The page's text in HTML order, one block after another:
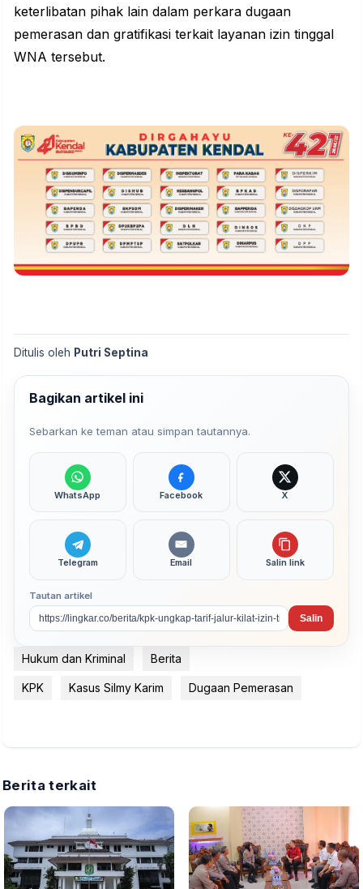
keterlibatan pihak lain dalam perkara dugaan
pemerasan dan gratifikasi terkait layanan izin tinggal
WNA tersebut.
Ditulis oleh Putri Septina
Bagikan artikel ini
Sebarkan ke teman atau simpan tautannya.
WhatsApp Facebook X
Telegram Email Salin link
Tautan artikel
Salin
Hukum dan Kriminal Berita
KPK Kasus Silmy Karim Dugaan Pemerasan
Berita terkait